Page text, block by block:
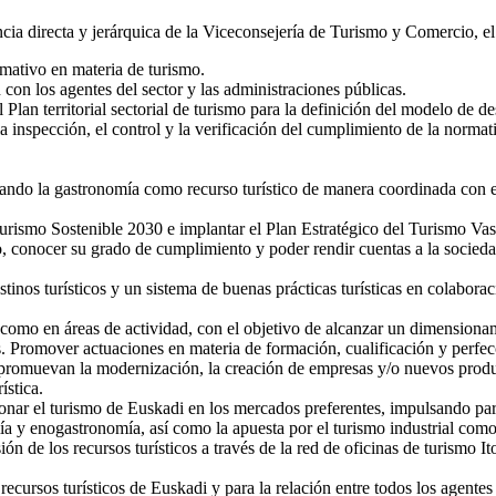
directa y jerárquica de la Viceconsejería de Turismo y Comercio,
en materia de turismo.
los agentes del sector y las administraciones públicas.
territorial sectorial de turismo para la definición del modelo de
el control y la verificación del cumplimiento de la
la gastronomía como recurso turístico de manera coordinada con
Sostenible 2030 e implantar el Plan Estratégico del Turismo
su grado de cumplimiento y poder rendir cuentas a la
turísticos y un sistema de buenas prácticas turísticas en
en áreas de actividad, con el objetivo de alcanzar un
actuaciones en materia de formación, cualificación y
la modernización, la creación de empresas y/o nuevos
el turismo de Euskadi en los mercados preferentes, impulsando
y enogastronomía, así como la apuesta por el turismo industrial
de los recursos turísticos a través de la red de oficinas de turismo
turísticos de Euskadi y para la relación entre todos los